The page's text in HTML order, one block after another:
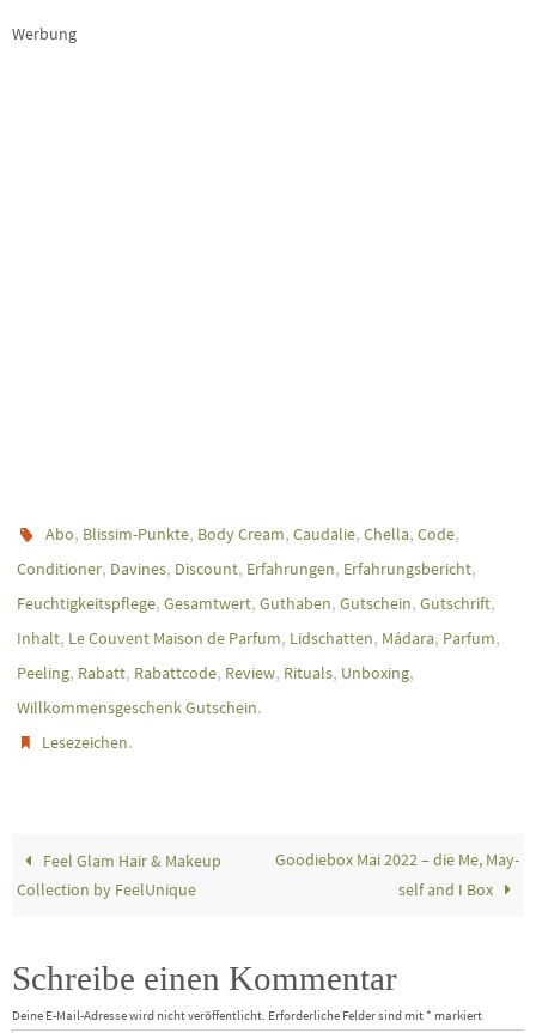
Werbung
Abo, Blissim-Punkte, Body Cream,Caudalie,Chella,Code,
Conditioner, Davines, Discount, Erfahrungen, Erfahrungsbericht,
Feuchtigkeitspflege, Gesamtwert, Guthaben, Gutschein, Gutschrift,
Inhalt, Le Couvent Maison de Parfum, Lidschatten, Mádara, Parfum,
Peeling, Rabatt, Rabattcode, Review, Rituals, Unboxing,
Willkommensgeschenk Gutschein.
Lesezeichen.
Feel Glam Hair & Makeup
Collection by FeelUnique
Goodiebox Mai 2022 – die Me, May-
self and I Box
Schreibe einen Kommentar
Deine E-Mail-Adresse wird nicht veröffentlicht. Erforderliche Felder sind mit* markiert